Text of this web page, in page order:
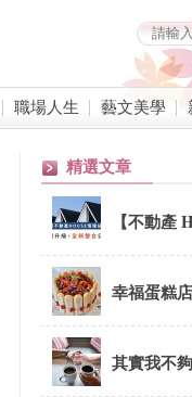
職場人生 藝文美學
精選文章
【不動產
併公告
幸福蛋糕店
其實我不